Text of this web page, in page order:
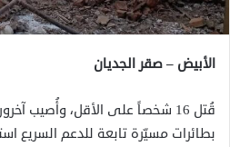
الأبيض – صقر الجديان
قُتل 16 شخصاً على الأقل، وأُصيب
بطائرات مسيّرة تابعة للدعم السريع